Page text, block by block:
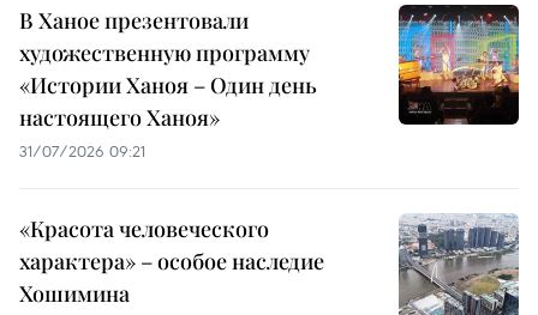
В Ханое презентовали
художественную программу
«Истории Ханоя – Один день
настоящего Ханоя»
31/07/2026 09:21
«Красота человеческого
характера» – особое наследие
Хошимина